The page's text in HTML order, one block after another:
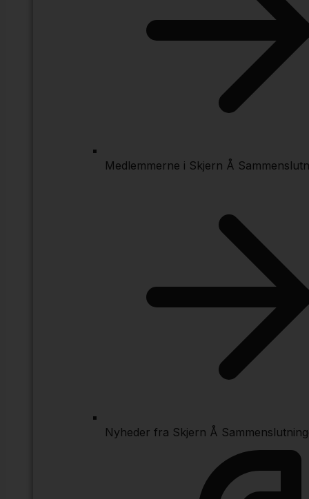
Medlemmerne i Skjern Å
Nyheder fra Skjern Å